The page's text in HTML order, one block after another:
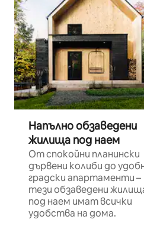
Напълно обзаведени
жилища под наем
От спокойни планински
дървени колиби до
градски апартаменти –
тези обзаведени
под наем имат всички
удобства на дома.